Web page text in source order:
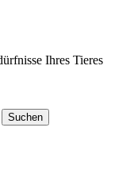
Ihres Tieres